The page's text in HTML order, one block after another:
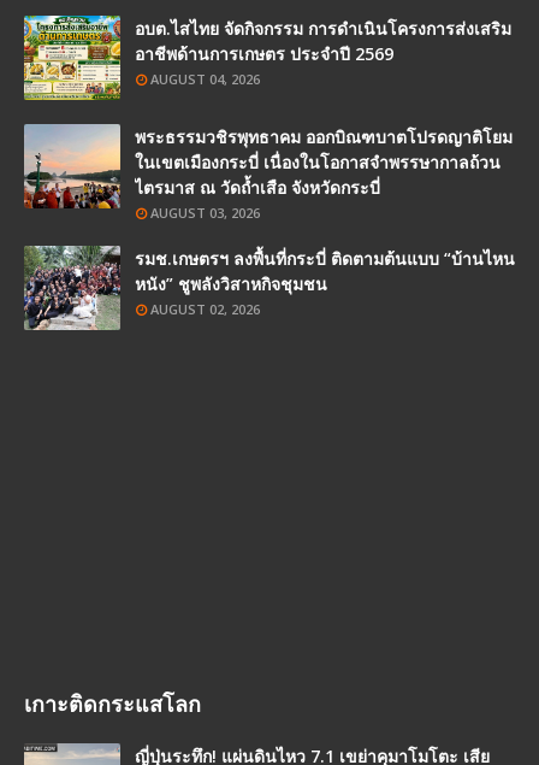
อบต.ไสไทย จัดกิจกรรม การดำเนินโครงการส่งเสริม
อาชีพด้านการเกษตร ประจำปี 2569
AUGUST 04, 2026
พระธรรมวชิรพุทธาคม ออกบิณฑบาตโปรดญาติโยม
ในเขตเมืองกระบี่ เนื่องในโอกาสจำพรรษากาลถ้วน
ไตรมาส ณ วัดถ้ำเสือ จังหวัดกระบี่
AUGUST 03, 2026
รมช.เกษตรฯ ลงพื้นที่กระบี่ ติดตามต้นแบบ “บ้านไหน
หนัง” ชูพลังวิสาหกิจชุมชน
AUGUST 02, 2026
เกาะติดกระแสโลก
ญี่ปุ่นระทึก! แผ่นดินไหว 7.1 เขย่าคุมาโมโตะ เสีย